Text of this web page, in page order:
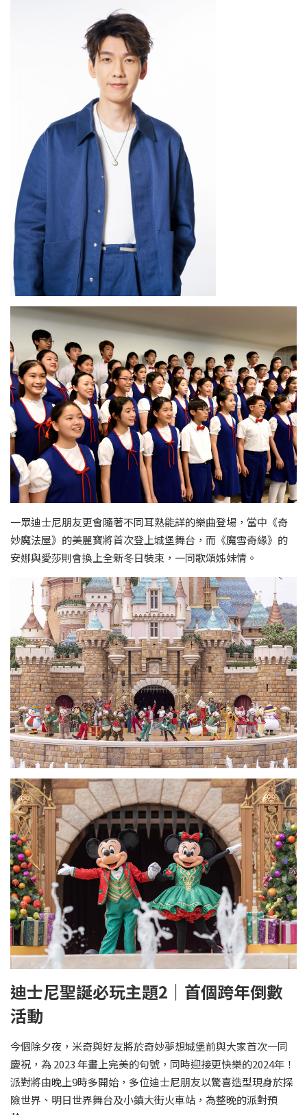
一眾迪士尼朋友更會隨著不同耳熟能詳的樂曲登場，當中《奇
妙魔法屋》的美麗寶將首次登上城堡舞台，而《魔雪奇緣》的
安娜與愛莎則會換上全新冬日裝束，一同歌頌姊妹情。
迪士尼聖誕必玩主題2｜首個跨年倒數
活動
今個除夕夜，米奇與好友將於奇妙夢想城堡前與大家首次一同
慶祝，為 2023 年畫上完美的句號，同時迎接更快樂的2024年！
派對將由晚上9時多開始，多位迪士尼朋友以驚喜造型現身於探
險世界、明日世界舞台及小鎮大街火車站，為整晚的派對預